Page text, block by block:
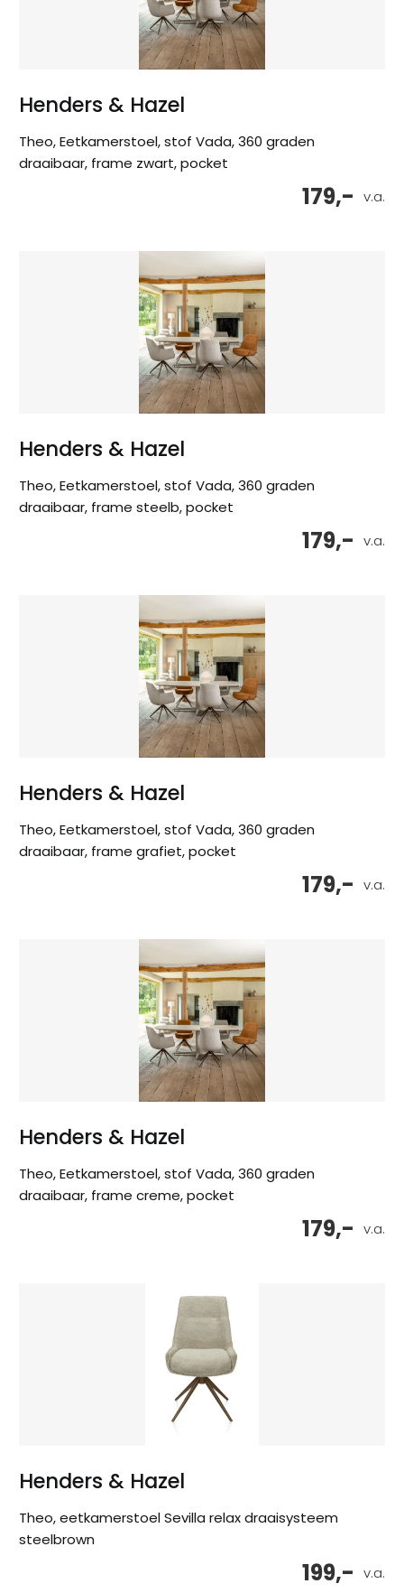
Henders & Hazel
Theo, Eetkamerstoel, stof Vada, 360 graden
draaibaar, frame zwart, pocket
v.a.
179,-
Henders & Hazel
Theo, Eetkamerstoel, stof Vada, 360 graden
draaibaar, frame steelb, pocket
v.a.
179,-
Henders & Hazel
Theo, Eetkamerstoel, stof Vada, 360 graden
draaibaar, frame grafiet, pocket
v.a.
179,-
Henders & Hazel
Theo, Eetkamerstoel, stof Vada, 360 graden
draaibaar, frame creme, pocket
v.a.
179,-
Henders & Hazel
Theo, eetkamerstoel Sevilla relax draaisysteem
steelbrown
v.a.
199,-